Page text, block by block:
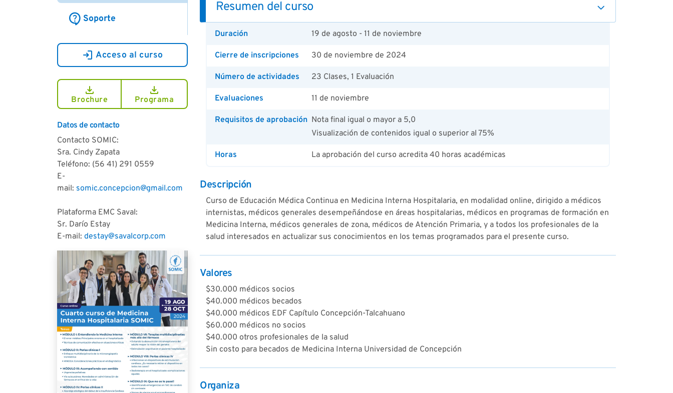
contact_support Soporte
login Acceso al curso
download
Brochure
download
Programa
Datos de contacto
Contacto SOMIC:
Sra. Cindy Zapata
Teléfono: (56 41) 291 0559
E-
mail: somic.concepcion@gmail.com
Plataforma EMC Saval:
Sr. Darío Estay
E-mail: destay@savalcorp.com
Resumen del curso
Duración 19 de agosto - 11 de noviembre
Cierre de inscripciones 30 de noviembre de 2024
Número de actividades 23 Clases, 1 Evaluación
Evaluaciones 11 de noviembre
Requisitos de aprobación Nota final igual o mayor a 5,0
Visualización de contenidos igual o superior al 75%
Horas La aprobación del curso acredita 40 horas académicas
Descripción
Curso de Educación Médica Continua en Medicina Interna Hospitalaria, en modalidad online, dirigido a médicos
internistas, médicos generales desempeñándose en áreas hospitalarias, médicos en programas de formación en
Medicina Interna, médicos generales de zona, médicos de Atención Primaria, y a todos los profesionales de la
salud interesados en actualizar sus conocimientos en los temas programados para el presente curso.
Valores
$30.000 médicos socios
$40.000 médicos becados
$40.000 médicos EDF Capítulo Concepción-Talcahuano
$60.000 médicos no socios
$40.000 otros profesionales de la salud
Sin costo para becados de Medicina Interna Universidad de Concepción
Organiza